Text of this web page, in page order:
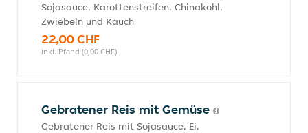
Sojasauce, Karottenstreifen, Chinakohl,
Zwiebeln und Kauch
22,00 CHF
inkl. Pfand (0,00 CHF)
Gebratener Reis mit Gemüse
Gebratener Reis mit Sojasauce, Ei,